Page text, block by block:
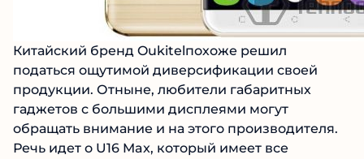
Китайский бренд Oukitelпохоже решил
податься ощутимой диверсификации своей
продукции. Отныне, любители габаритных
гаджетов с большими дисплеями могут
обращать внимание и на этого производителя.
Речь идет о U16 Max, который имеет все